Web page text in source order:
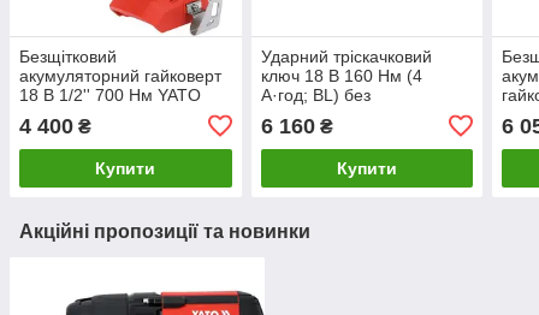
Безщітковий
акумуляторний гайковерт
18 В 1/2'' 700 Нм YATO
4 400 ₴
Купити
Ударний тріскачковий
ключ 18 В 160 Нм (4
А·год; BL) без
828031
6 160₴
Купити
ЗП
6
Акційні пропозиції та новинки